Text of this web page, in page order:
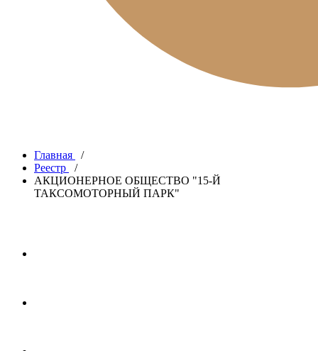
Главная
/
Реестр
/
АКЦИОНЕРНОЕ ОБЩЕСТВО "15-Й
ТАКСОМОТОРНЫЙ ПАРК"